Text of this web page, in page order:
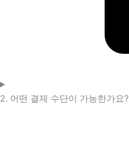
2. 어떤 결제 수단이 가능한가요?